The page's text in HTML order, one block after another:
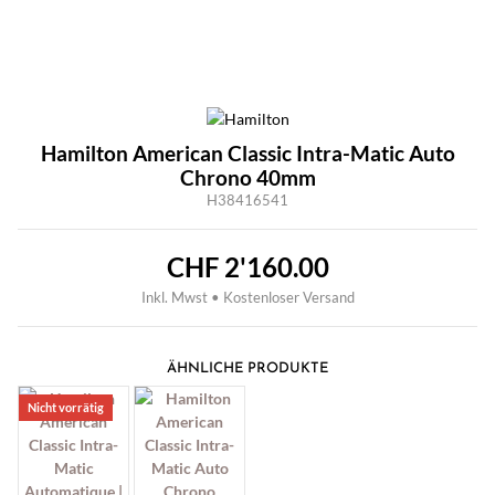
Hamilton American Classic Intra-Matic Auto
Chrono 40mm
H38416541
CHF2'160.00
Inkl. Mwst • Kostenloser Versand
ÄHNLICHE PRODUKTE
Nicht vorrätig